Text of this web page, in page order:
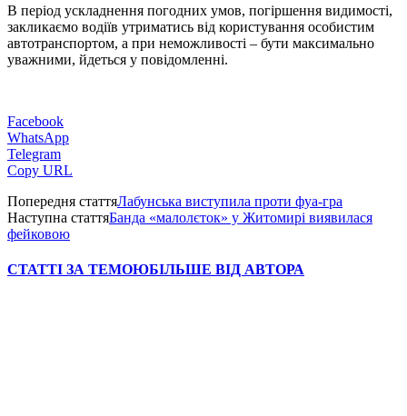
В період ускладнення погодних умов, погіршення видимості,
закликаємо водіїв утриматись від користування особистим
автотранспортом, а при неможливості – бути максимально
уважними, йдеться у повідомленні.
Facebook
WhatsApp
Telegram
Copy URL
Попередня статтяЛабунська виступила проти фуа-гра
Наступна статтяБанда «малолєток» у Житомирі виявилася
фейковою
СТАТТІ ЗА ТЕМОЮБІЛЬШЕ ВІД АВТОРА